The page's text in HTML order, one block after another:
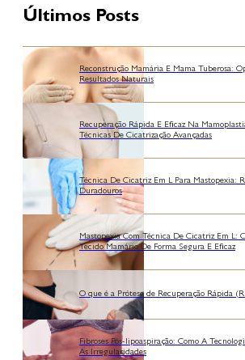
Últimos Posts
Reconstrução Mamária E Mama Tuberosa:
Resultados Naturais
Recuperação Rápida E Eficaz Na
Técnicas De Cicatrização Avançadas
Técnica De Cicatriz Em L Para Mastopexia:
Duradouros
Mastopexia Com Técnica De Cicatriz Em L:
Tecido Mamário De Forma Segura E Eficaz
O que é a Prótese de Recuperação Rápida
Fibroses Pós-lipoaspiração: Como A
As Irregularidades